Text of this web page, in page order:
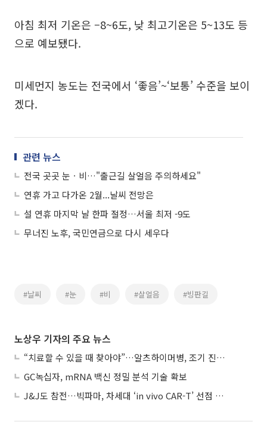
아침 최저 기온은 –8~6도, 낮 최고기온은 5~13도 등
으로 예보됐다.
미세먼지 농도는 전국에서 ‘좋음’~‘보통’ 수준을 보이
겠다.
관련 뉴스
전국 곳곳 눈ㆍ비…"출근길 살얼음 주의하세요"
연휴 가고 다가온 2월...날씨 전망은
설 연휴 마지막 날 한파 절정…서울 최저 -9도
무너진 노후, 국민연금으로 다시 세우다
#날씨 #눈 #비 #살얼음 #빙판길
노상우 기자의 주요 뉴스
“치료할 수 있을 때 찾아야”…알츠하이머병, 조기 진단 중요성 커진다
GC녹십자, mRNA 백신 정밀 분석 기술 확보
J&J도 참전…빅파마, 차세대 ‘in vivo CAR-T’ 선점 경쟁 본격화